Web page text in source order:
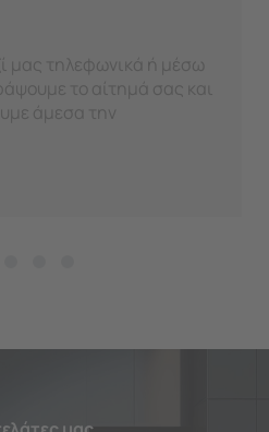
μας τηλεφωνικά ή μέσω
το αίτημά σας και
άμεσα την